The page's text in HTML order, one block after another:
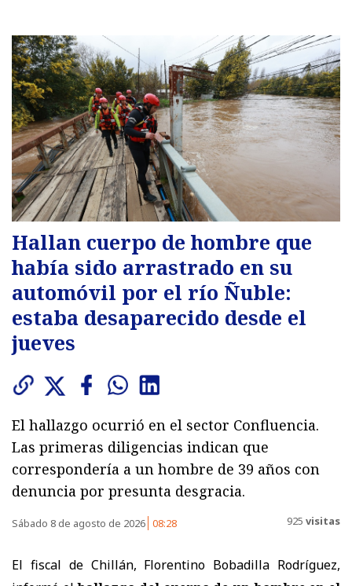
Hallan cuerpo de hombre que
había sido arrastrado en su
automóvil por el río Ñuble:
estaba desaparecido desde el
jueves
El hallazgo ocurrió en el sector Confluencia.
Las primeras diligencias indican que
correspondería a un hombre de 39 años con
denuncia por presunta desgracia.
Sábado 8 de agosto de 2026 08:28 925 visitas
El fiscal de Chillán, Florentino Bobadilla Rodríguez,